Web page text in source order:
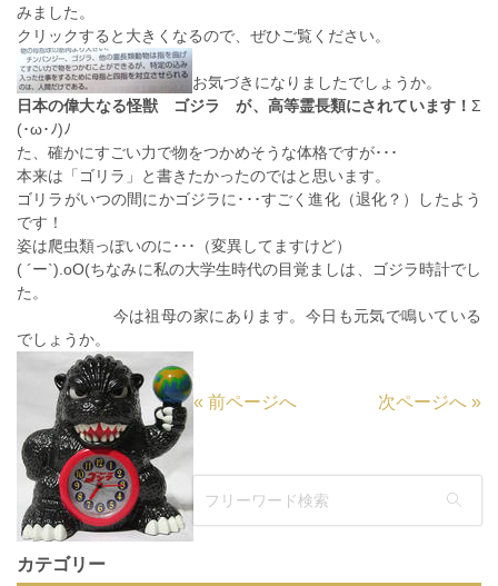
みました。
クリックすると大きくなるので、ぜひご覧ください。
お気づきになりましたでしょうか。
日本の偉大なる怪獣 ゴジラ が、高等霊長類にされています！ Σ
(･ω･ﾉ)ﾉ
た、確かにすごい力で物をつかめそうな体格ですが･･･
本来は「ゴリラ」と書きたかったのではと思います。
ゴリラがいつの間にかゴジラに･･･すごく進化（退化？）したよう
です！
姿は爬虫類っぽいのに･･･（変異してますけど）
( ´ー`).oO(ちなみに私の大学生時代の目覚ましは、ゴジラ時計でし
た。
今は祖母の家にあります。今日も元気で鳴いている
でしょうか。
« 前ページへ 次ページへ »
カテゴリー